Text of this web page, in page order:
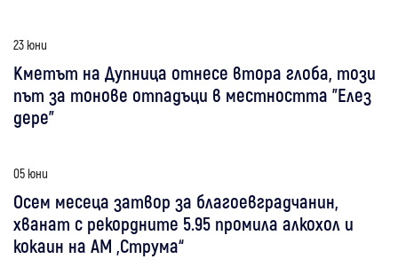
23 юни
Кметът на Дупница отнесе втора глоба, този
път за тонове отпадъци в местността "Елез
дере"
05 юни
Осем месеца затвор за благоевградчанин,
хванат с рекордните 5.95 промила алкохол и
кокаин на АМ „Струма“